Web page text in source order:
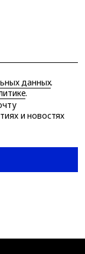
данных.
.
и новостях